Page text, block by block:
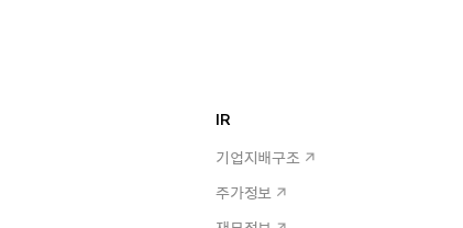
IR
기업지배구조
주가정보